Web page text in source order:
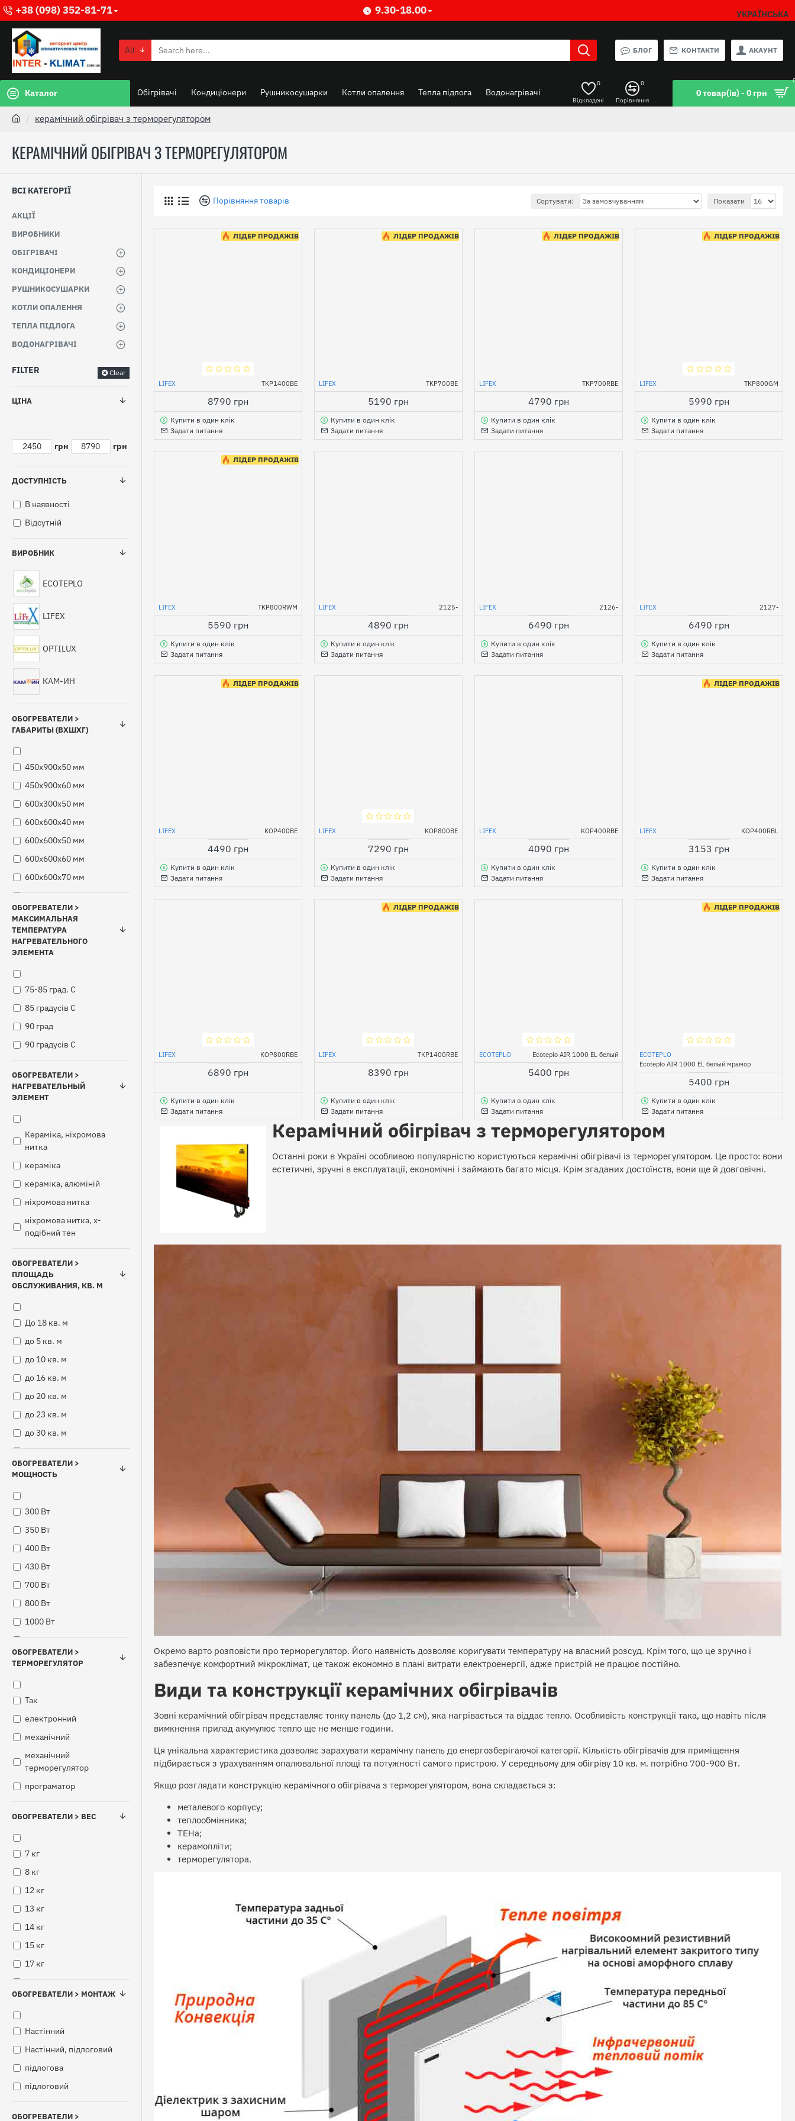
+38 (098) 352-81-71 9.30-18.00 УКРАЇНСЬКА
All БЛОГ КОНТАКТИ АКАУНТ
Каталог Обігрівачі Кондиціонери Рушникосушарки Котли опалення Тепла підлога Водонагрівачі
Відкладені
0
Порівняння
0
0 товар(ів) - 0 грн
керамічний обігрівач з терморегулятором
КЕРАМІЧНИЙ ОБІГРІВАЧ З ТЕРМОРЕГУЛЯТОРОМ
ВСІ КАТЕГОРІЇ
АКЦІЇ
ВИРОБНИКИ
ОБІГРІВАЧІ
КОНДИЦІОНЕРИ
РУШНИКОСУШАРКИ
КОТЛИ ОПАЛЕННЯ
ТЕПЛА ПІДЛОГА
ВОДОНАГРІВАЧІ
FILTER Clear
ЦІНА
грн грн
ВИРОБНИК
ECOTEPLO
LIFEX
OPTILUX
КАМ-ИН
ОБОГРЕВАТЕЛИ >
ГАБАРИТЫ (ВХШХГ)
450х900х50 мм
450х900х60 мм
600х300х50 мм
600х600х40 мм
600х600х50 мм
600х600х60 мм
600х600х70 мм
600х600х80 мм
600х600х85 мм
600х1200х50 мм
900х150х50 мм
1200х600х50 мм
1200х600х60 мм
ОБОГРЕВАТЕЛИ >
МАКСИМАЛЬНАЯ
ТЕМПЕРАТУРА
НАГРЕВАТЕЛЬНОГО
ЭЛЕМЕНТА
75-85 град. С
85 градусів С
90 град
90 градусів С
ОБОГРЕВАТЕЛИ >
НАГРЕВАТЕЛЬНЫЙ
ЭЛЕМЕНТ
Кераміка, ніхромова
нитка
кераміка
кераміка, алюміній
ніхромова нитка
ніхромова нитка, х-
подібний тен
ОБОГРЕВАТЕЛИ >
ПЛОЩАДЬ
ОБСЛУЖИВАНИЯ, КВ. М
До 18 кв. м
до 5 кв. м
до 10 кв. м
до 16 кв. м
до 20 кв. м
до 23 кв. м
до 30 кв. м
до 31 кв. м
ОБОГРЕВАТЕЛИ >
МОЩНОСТЬ
300 Вт
350 Вт
400 Вт
430 Вт
700 Вт
800 Вт
1000 Вт
1100 Вт
1400 Вт
Режим ECO - 280 Вт,
Режим ECO - 500 Вт,
режим TURBO - 1000 Вт
режим ECO - 400 Вт
режим ECO - 500 Вт,
режим TURBO - 1500 Вт
режим ECO - 500 Вт
режим TURBO - 1000 Вт
ОБОГРЕВАТЕЛИ >
ТЕРМОРЕГУЛЯТОР
Так
електронний
механічний
механічний
терморегулятор
програматор
ОБОГРЕВАТЕЛИ > ВЕС
7 кг
8 кг
12 кг
13 кг
14 кг
15 кг
17 кг
18 кг
20 кг
22 кг
23 кг
25 кг
27 кг
ОБОГРЕВАТЕЛИ > МОНТАЖ
Настінний
Настінний, підлоговий
підлогова
підлоговий
ОБОГРЕВАТЕЛИ >
ДОСТУПНІСТЬ
В наявності
Відсутній
Керамічний обігрівач з терморегулятором
Останні роки в Україні особливою популярністю користуються керамічні обігрівачі із терморегулятором. Це просто: вони
естетичні, зручні в експлуатації, економічні і займають багато місця. Крім згаданих достоїнств, вони ще й довговічні.
Окремо варто розповісти про терморегулятор. Його наявність дозволяє коригувати температуру на власний розсуд. Крім того, що це зручно і
забезпечує комфортний мікроклімат, це також економно в плані витрати електроенергії, адже пристрій не працює постійно.
Види та конструкції керамічних обігрівачів
Зовні керамічний обігрівач представляє тонку панель (до 1,2 см), яка нагрівається та віддає тепло. Особливість конструкції така, що навіть після
вимкнення прилад акумулює тепло ще не менше години.
Ця унікальна характеристика дозволяє зарахувати керамічну панель до енергозберігаючої категорії. Кількість обігрівачів для приміщення
підбирається з урахуванням опалювальної площі та потужності самого пристрою. У середньому для обігріву 10 кв. м. потрібно 700-900 Вт.
Якщо розглядати конструкцію керамічного обігрівача з терморегулятором, вона складається з:
металевого корпусу;
теплообмінника;
ТЕНа;
керамопліти;
терморегулятора.
Порівняння товарів Сортувати: Показати
ЛІДЕР ПРОДАЖІВ
LIFEX TKP1400BE
8790 грн
Купити в один клік
Задати питання
ЛІДЕР ПРОДАЖІВ
LIFEX TKP700BE
5190 грн
Купити в один клік
Задати питання
ЛІДЕР ПРОДАЖІВ
LIFEX TKP700RBE
4790 грн
Купити в один клік
Задати питання
ЛІДЕР ПРОДАЖІВ
LIFEX TKP800GM
5990 грн
Купити в один клік
Задати питання
ЛІДЕР ПРОДАЖІВ
LIFEX TKP800RWM
5590 грн
Купити в один клік
Задати питання
LIFEX 2125-
4890 грн
Купити в один клік
Задати питання
LIFEX 2126-
6490 грн
Купити в один клік
Задати питання
LIFEX 2127-
6490 грн
Купити в один клік
Задати питання
ЛІДЕР ПРОДАЖІВ
LIFEX KOP400BE
4490 грн
Купити в один клік
Задати питання
LIFEX KOP800BE
7290 грн
Купити в один клік
Задати питання
LIFEX KOP400RBE
4090 грн
Купити в один клік
Задати питання
ЛІДЕР ПРОДАЖІВ
LIFEX KOP400RBL
3153 грн
Купити в один клік
Задати питання
LIFEX KOP800RBE
6890 грн
Купити в один клік
Задати питання
ЛІДЕР ПРОДАЖІВ
LIFEX TKP1400RBE
8390 грн
Купити в один клік
Задати питання
ECOTEPLO Ecoteplo AIR 1000 EL белый
5400 грн
Купити в один клік
Задати питання
ЛІДЕР ПРОДАЖІВ
ECOTEPLO
Ecoteplo AIR 1000 EL белый мрамор
5400 грн
Купити в один клік
Задати питання